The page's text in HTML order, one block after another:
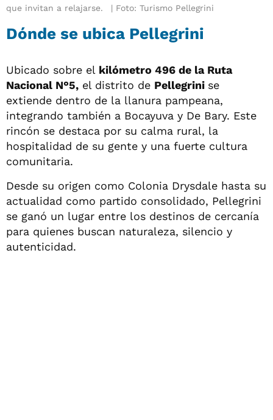
que invitan a relajarse.
Foto: Turismo Pellegrini
Dónde se ubica Pellegrini
Ubicado sobre el kilómetro 496 de la Ruta
Nacional N°5, el distrito de Pellegrini se
extiende dentro de la llanura pampeana,
integrando también a Bocayuva y De Bary. Este
rincón se destaca por su calma rural, la
hospitalidad de su gente y una fuerte cultura
comunitaria.
Desde su origen como Colonia Drysdale hasta su
actualidad como partido consolidado, Pellegrini
se ganó un lugar entre los destinos de cercanía
para quienes buscan naturaleza, silencio y
autenticidad.